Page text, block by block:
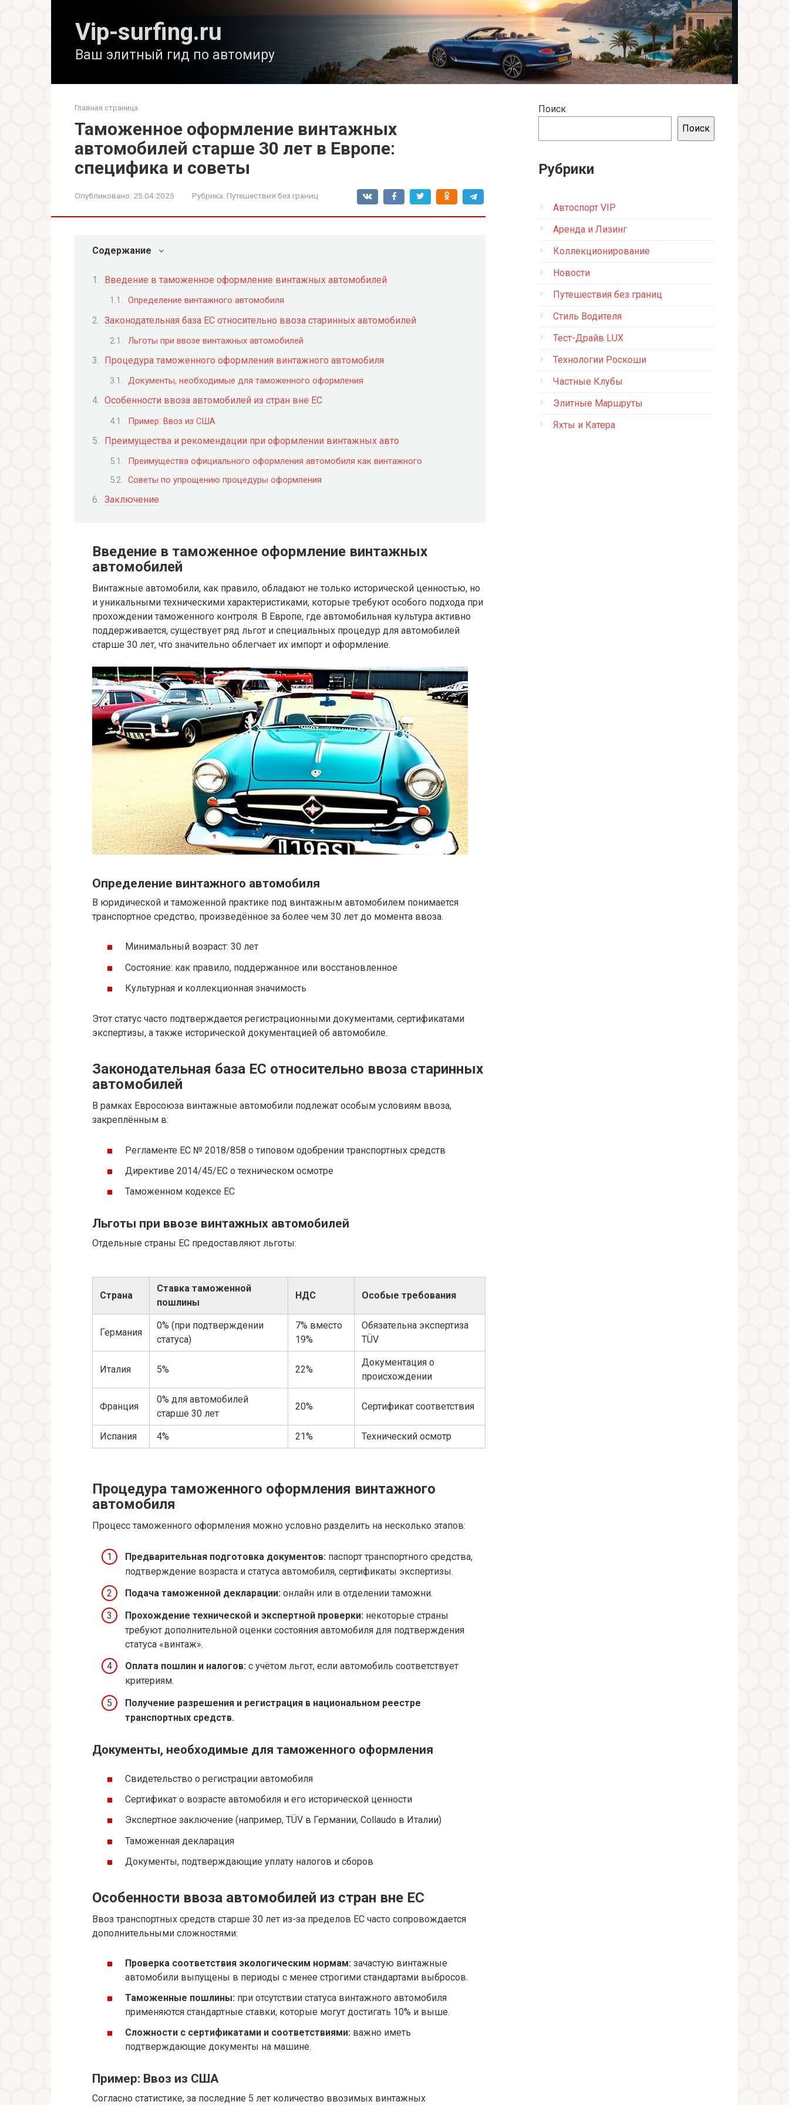
Vip-surfing.ru
Ваш элитный гид по автомиру
Главная страница
Таможенное оформление винтажных
автомобилей старше 30 лет в Европе:
специфика и советы
Опубликовано: 25.04.2025 Рубрика: Путешествия без границ
Содержание
Введение в таможенное оформление винтажных автомобилей
Определение винтажного автомобиля
Законодательная база ЕС относительно ввоза старинных автомобилей
Льготы при ввозе винтажных автомобилей
Процедура таможенного оформления винтажного автомобиля
Документы, необходимые для таможенного оформления
Особенности ввоза автомобилей из стран вне ЕС
Пример: Ввоз из США
Преимущества и рекомендации при оформлении винтажных авто
Преимущества официального оформления автомобиля как винтажного
Советы по упрощению процедуры оформления
Заключение
Введение в таможенное оформление винтажных
автомобилей
Винтажные автомобили, как правило, обладают не только исторической ценностью, но
и уникальными техническими характеристиками, которые требуют особого подхода при
прохождении таможенного контроля. В Европе, где автомобильная культура активно
поддерживается, существует ряд льгот и специальных процедур для автомобилей
старше 30 лет, что значительно облегчает их импорт и оформление.
Определение винтажного автомобиля
В юридической и таможенной практике под винтажным автомобилем понимается
транспортное средство, произведённое за более чем 30 лет до момента ввоза.
Минимальный возраст: 30 лет
Состояние: как правило, поддержанное или восстановленное
Культурная и коллекционная значимость
Этот статус часто подтверждается регистрационными документами, сертификатами
экспертизы, а также исторической документацией об автомобиле.
Законодательная база ЕС относительно ввоза старинных
автомобилей
В рамках Евросоюза винтажные автомобили подлежат особым условиям ввоза,
закреплённым в:
Регламенте ЕС № 2018/858 о типовом одобрении транспортных средств
Директиве 2014/45/ЕС о техническом осмотре
Таможенном кодексе ЕС
Льготы при ввозе винтажных автомобилей
Отдельные страны ЕС предоставляют льготы:
Страна
Ставка таможенной
пошлины
НДС Особые требования
Германия
0% (при подтверждении
статуса)
7% вместо
19%
Обязательна экспертиза
TÜV
Италия 5% 22%
Документация о
происхождении
Франция
0% для автомобилей
старше 30 лет
20% Сертификат соответствия
Испания 4% 21% Технический осмотр
Процедура таможенного оформления винтажного
автомобиля
Процесс таможенного оформления можно условно разделить на несколько этапов:
Предварительная подготовка документов: паспорт транспортного средства,
подтверждение возраста и статуса автомобиля, сертификаты экспертизы.
Подача таможенной декларации: онлайн или в отделении таможни.
Прохождение технической и экспертной проверки: некоторые страны
требуют дополнительной оценки состояния автомобиля для подтверждения
статуса «винтаж».
Оплата пошлин и налогов: с учётом льгот, если автомобиль соответствует
критериям.
Получение разрешения и регистрация в национальном реестре
транспортных средств.
Документы, необходимые для таможенного оформления
Свидетельство о регистрации автомобиля
Сертификат о возрасте автомобиля и его исторической ценности
Экспертное заключение (например, TÜV в Германии, Collaudo в Италии)
Таможенная декларация
Документы, подтверждающие уплату налогов и сборов
Особенности ввоза автомобилей из стран вне ЕС
Ввоз транспортных средств старше 30 лет из-за пределов ЕС часто сопровождается
дополнительными сложностями:
Проверка соответствия экологическим нормам: зачастую винтажные
автомобили выпущены в периоды с менее строгими стандартами выбросов.
Таможенные пошлины: при отсутствии статуса винтажного автомобиля
применяются стандартные ставки, которые могут достигать 10% и выше.
Сложности с сертификатами и соответствиями: важно иметь
подтверждающие документы на машине.
Пример: Ввоз из США
Согласно статистике, за последние 5 лет количество ввозимых винтажных
Поиск
Поиск
Рубрики
Автоспорт VIP
Аренда и Лизинг
Коллекционирование
Новости
Путешествия без границ
Стиль Водителя
Тест-Драйв LUX
Технологии Роскоши
Частные Клубы
Элитные Маршруты
Яхты и Катера